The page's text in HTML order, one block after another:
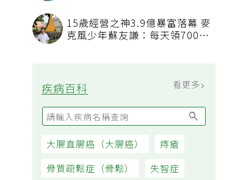
15歲經營之神3.9億暴富落幕 麥
克風少年蘇友謙：每天領700元
疾病百科 看更多
大腸直腸癌（大腸癌）
痔瘡
骨質疏鬆症（骨鬆）
失智症